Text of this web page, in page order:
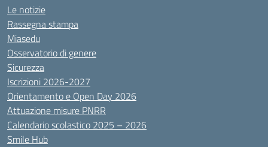
Le notizie
Rassegna stampa
Miasedu
Osservatorio di genere
Sicurezza
Iscrizioni 2026-2027
Orientamento e Open Day 2026
Attuazione misure PNRR
Calendario scolastico 2025 – 2026
Smile Hub